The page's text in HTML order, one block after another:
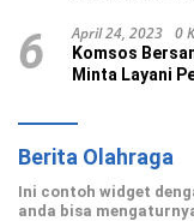
6 April 24, 2023 0
Komsos
Minta Layani
Berita Olahraga
Ini contoh widget
anda bisa